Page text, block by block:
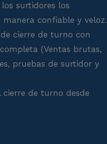
surtidores los
confiable y veloz.
cierre de turno con
(Ventas brutas,
pruebas de surtidor y
de turno desde